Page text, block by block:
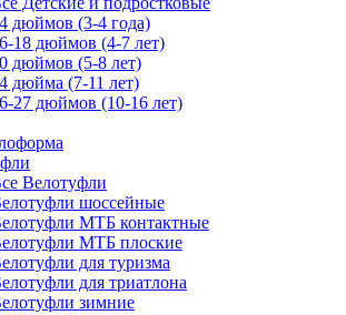
дюймов (3-4 года)
18 дюймов (4-7 лет)
дюймов (5-8 лет)
дюйма (7-11 лет)
27 дюймов (10-16 лет)
Велотуфли
шоссейные
МТБ контактные
МТБ плоские
для туризма
для триатлона
зимние